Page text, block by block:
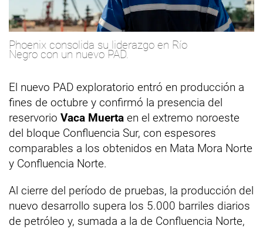
Phoenix consolida su liderazgo en Río
Negro con un nuevo PAD.
El nuevo PAD exploratorio entró en producción a
fines de octubre y confirmó la presencia del
reservorio Vaca Muerta en el extremo noroeste
del bloque Confluencia Sur, con espesores
comparables a los obtenidos en Mata Mora Norte
y Confluencia Norte.
Al cierre del período de pruebas, la producción del
nuevo desarrollo supera los 5.000 barriles diarios
de petróleo y, sumada a la de Confluencia Norte,